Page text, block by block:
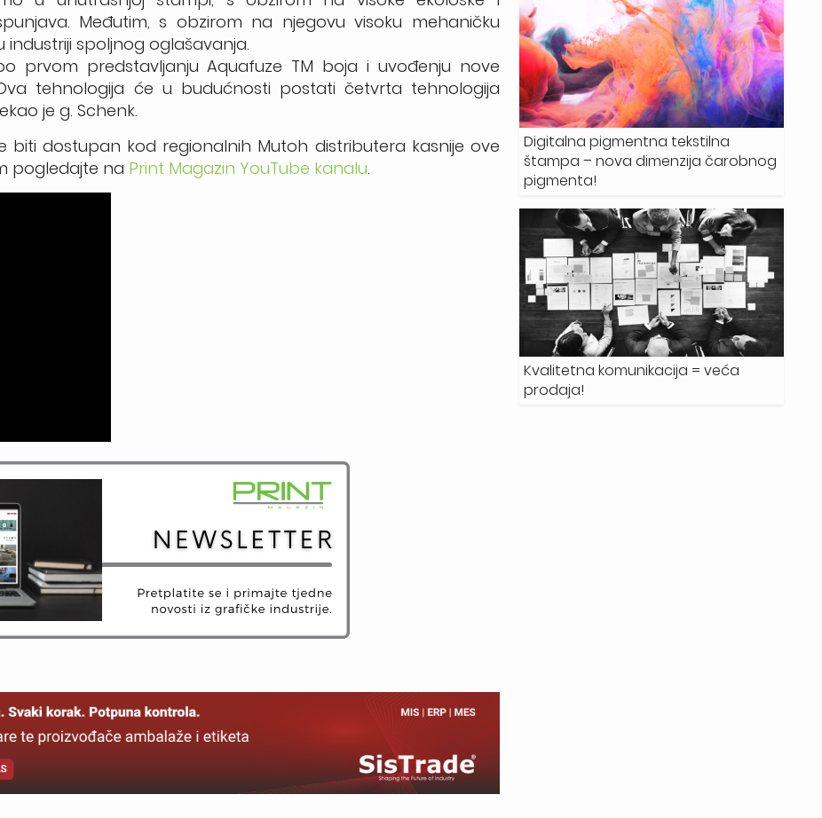
Međutim, s obzirom na njegovu visoku mehaničku
spoljnog oglašavanja.
prvom predstavljanju Aquafuze TM boja i uvođenju nove
tehnologija će u budućnosti postati četvrta tehnologija
je g. Schenk.
biti dostupan kod regionalnih Mutoh distributera kasnije ove
pogledajte na Print Magazin YouTube kanalu.
Digitalna pigmentna tekstilna
štampa – nova dimenzija čarobnog
pigmenta!
Kvalitetna komunikacija = veća
prodaja!